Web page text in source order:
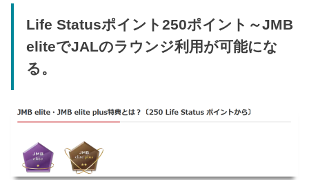
Life Statusポイント250ポイント～JMB
eliteでJALのラウンジ利用が可能にな
る。